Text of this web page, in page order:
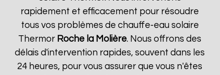
rapidement et efficacement pour résoudre
tous vos problèmes de chauffe-eau solaire
Thermor Roche la Molière. Nous offrons des
délais d'intervention rapides, souvent dans les
24 heures, pour vous assurer que vous n'êtes